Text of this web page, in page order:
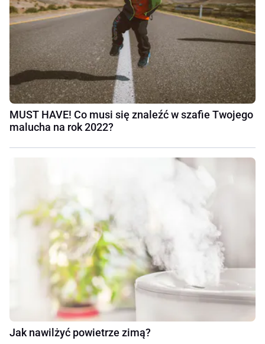
MUST HAVE! Co musi się znaleźć w szafie Twojego
malucha na rok 2022?
Jak nawilżyć powietrze zimą?